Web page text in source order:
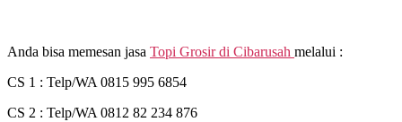
Anda bisa memesan jasa Topi Grosir di Cibarusah melalui :
CS 1 : Telp/WA 0815 995 6854
CS 2 : Telp/WA 0812 82 234 876